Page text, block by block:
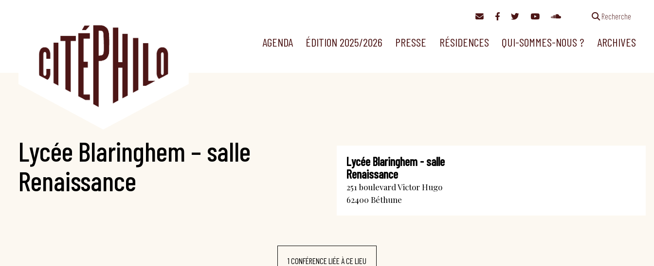
Recherche
AGENDA ÉDITION 2025/2026 PRESSE RÉSIDENCES QUI-SOMMES-NOUS ? ARCHIVES
Lycée Blaringhem – salle
Renaissance
Lycée Blaringhem - salle
Renaissance
251 boulevard Victor Hugo
62400 Béthune
1 CONFÉRENCE LIÉE À CE LIEU